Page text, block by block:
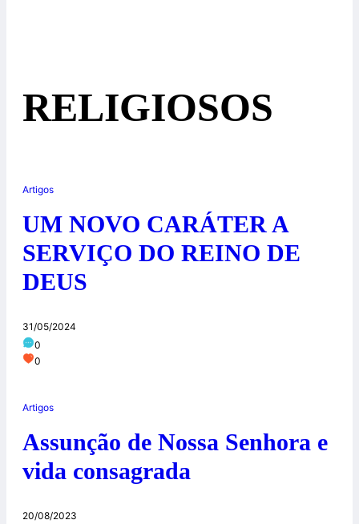
RELIGIOSOS
Artigos
UM NOVO CARÁTER A
SERVIÇO DO REINO DE
DEUS
31/05/2024
0
0
Artigos
Assunção de Nossa Senhora e
vida consagrada
20/08/2023